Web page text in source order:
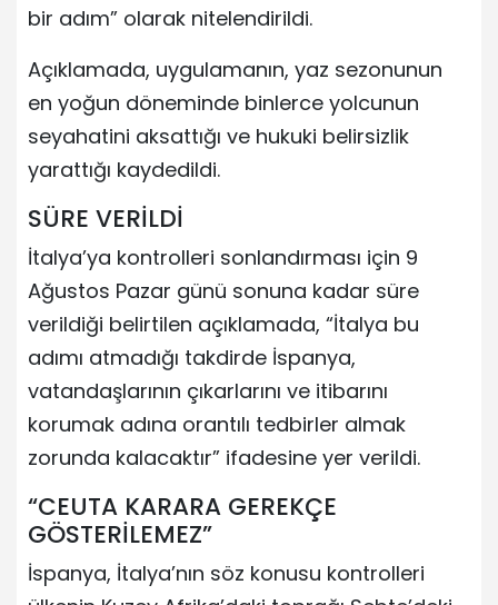
bir adım” olarak nitelendirildi.
Açıklamada, uygulamanın, yaz sezonunun
en yoğun döneminde binlerce yolcunun
seyahatini aksattığı ve hukuki belirsizlik
yarattığı kaydedildi.
SÜRE VERİLDİ
İtalya’ya kontrolleri sonlandırması için 9
Ağustos Pazar günü sonuna kadar süre
verildiği belirtilen açıklamada, “İtalya bu
adımı atmadığı takdirde İspanya,
vatandaşlarının çıkarlarını ve itibarını
korumak adına orantılı tedbirler almak
zorunda kalacaktır” ifadesine yer verildi.
“CEUTA KARARA GEREKÇE
GÖSTERİLEMEZ”
İspanya, İtalya’nın söz konusu kontrolleri